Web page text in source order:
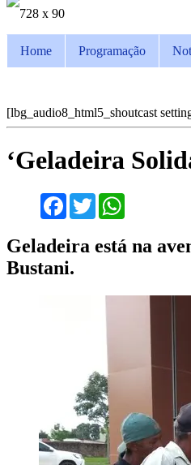
728 x 90
Home Programação
[lbg_audio8_html5_shoutcast
‘Geladeira
Facebook
Twitter
Geladeira está na
Bustani.